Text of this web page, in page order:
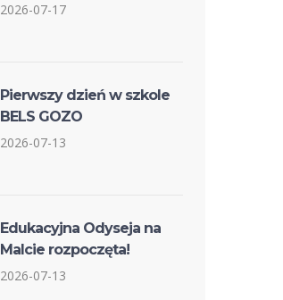
2026-07-17
Pierwszy dzień w szkole
BELS GOZO
2026-07-13
Edukacyjna Odyseja na
Malcie rozpoczęta!
2026-07-13